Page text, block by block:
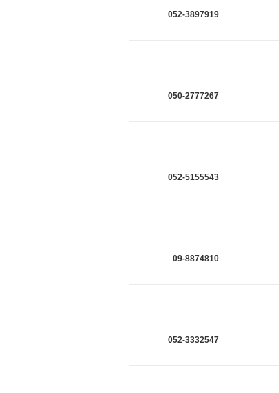
052-3897919
050-2777267
052-5155543
09-8874810
052-3332547